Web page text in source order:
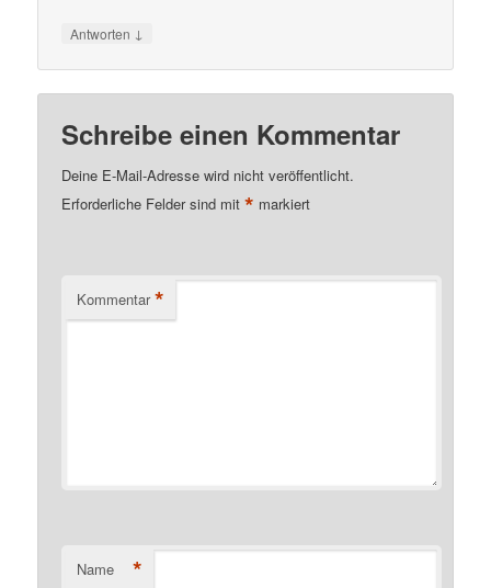
Antworten ↓
Schreibe einen Kommentar
Deine E-Mail-Adresse wird nicht veröffentlicht.
Erforderliche Felder sind mit* markiert
Kommentar *
Name *